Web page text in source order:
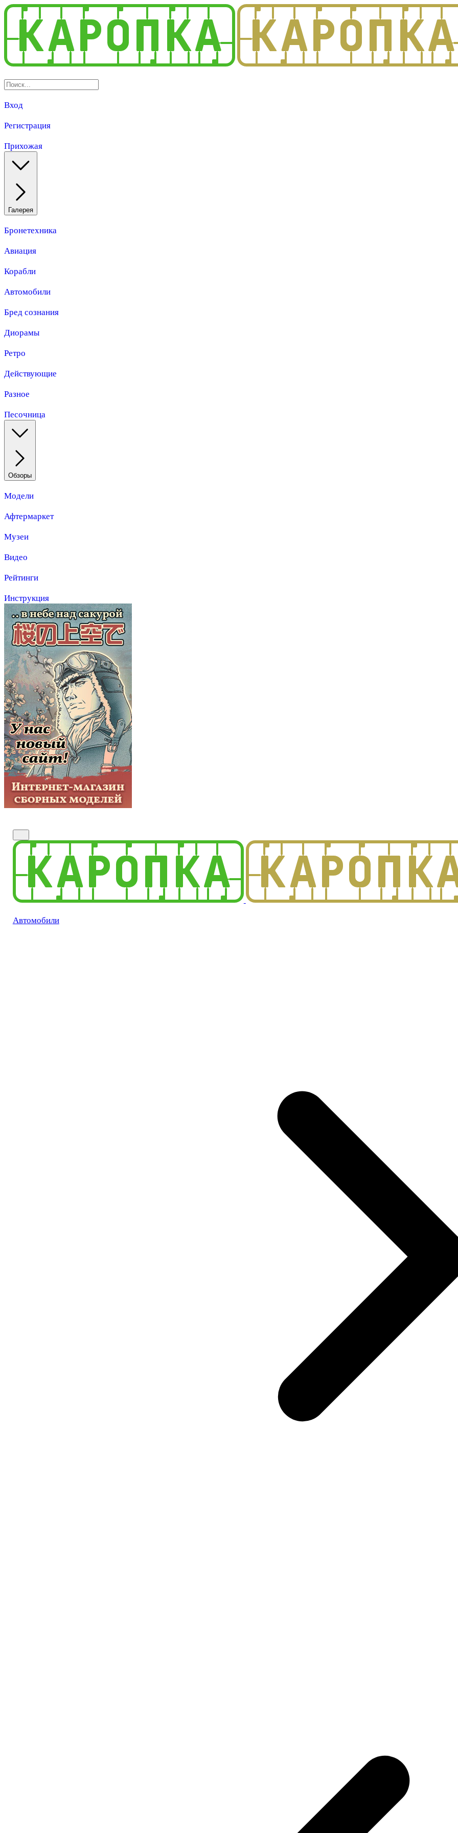
Вход
Регистрация
Прихожая
Галерея
Бронетехника
Авиация
Корабли
Автомобили
Бред сознания
Диорамы
Ретро
Действующие
Разное
Песочница
Обзоры
Модели
Афтермаркет
Музеи
Видео
Рейтинги
Инструкция
Автомобили